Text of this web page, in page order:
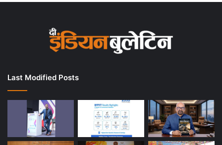
Last Modified Posts